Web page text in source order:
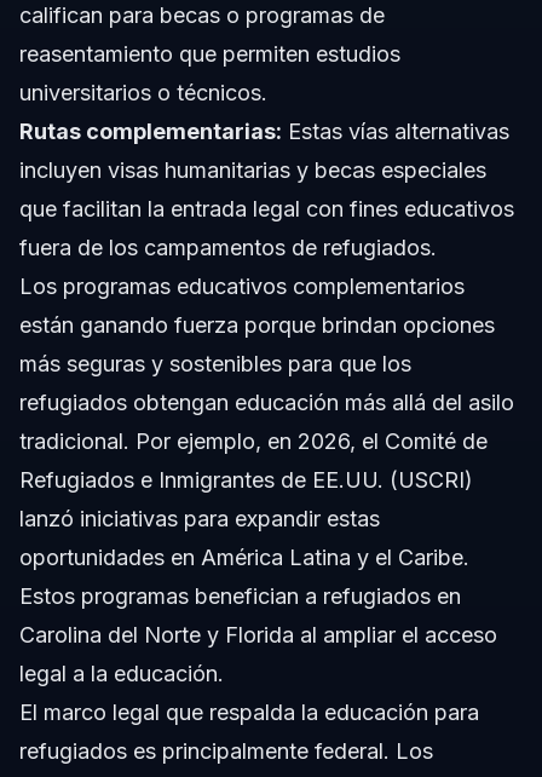
califican para becas o programas de
reasentamiento que permiten estudios
universitarios o técnicos.
Rutas complementarias: Estas vías alternativas
incluyen visas humanitarias y becas especiales
que facilitan la entrada legal con fines educativos
fuera de los campamentos de refugiados.
Los programas educativos complementarios
están ganando fuerza porque brindan opciones
más seguras y sostenibles para que los
refugiados obtengan educación más allá del asilo
tradicional. Por ejemplo, en 2026, el Comité de
Refugiados e Inmigrantes de EE.UU. (USCRI)
lanzó iniciativas para expandir estas
oportunidades en América Latina y el Caribe.
Estos programas benefician a refugiados en
Carolina del Norte y Florida al ampliar el acceso
legal a la educación.
El marco legal que respalda la educación para
refugiados es principalmente federal. Los